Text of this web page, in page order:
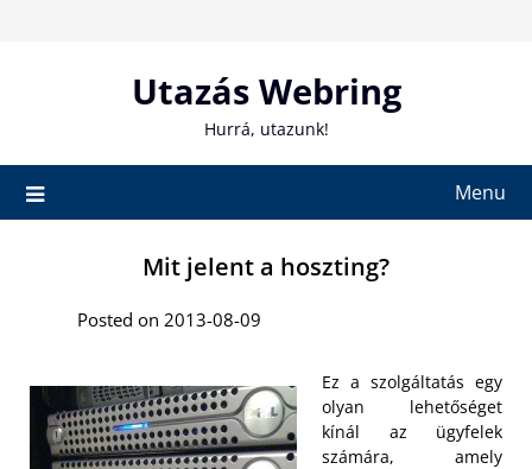
Utazás Webring
Hurrá, utazunk!
Menu
Mit jelent a hoszting?
Posted on 2013-08-09
Ez a szolgáltatás egy
olyan lehetőséget
kínál az ügyfelek
számára, amely